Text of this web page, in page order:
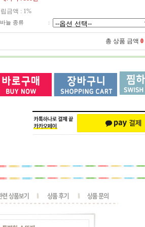
금액 : 1%
늘 종류 :
총 상품 금액 0